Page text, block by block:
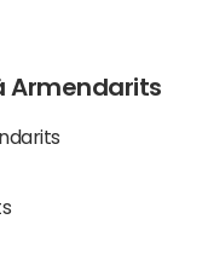
Armendarits